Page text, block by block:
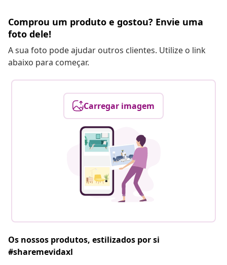
Comprou um produto e gostou? Envie uma
foto dele!
A sua foto pode ajudar outros clientes. Utilize o link
abaixo para começar.
Carregar imagem
Os nossos produtos, estilizados por si
#sharemevidaxl